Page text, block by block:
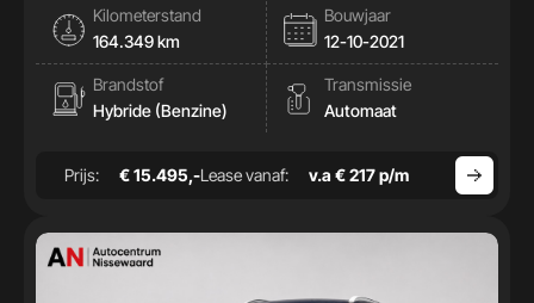
Kilometerstand
164.349 km
Bouwjaar
12-10-2021
Brandstof
Hybride (Benzine)
Transmissie
Automaat
Prijs: € 15.495,-Lease vanaf: v.a € 217 p/m